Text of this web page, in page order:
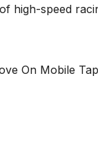
high-speed
On Mobile